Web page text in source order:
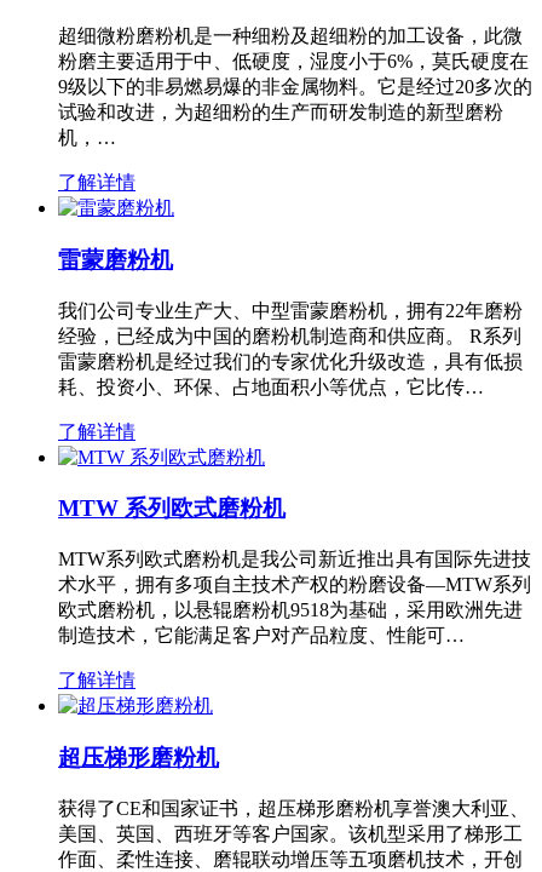
超细微粉磨粉机是一种细粉及超细粉的加工设备，此微
粉磨主要适用于中、低硬度，湿度小于6%，莫氏硬度在
9级以下的非易燃易爆的非金属物料。它是经过20多次的
试验和改进，为超细粉的生产而研发制造的新型磨粉
机，…
了解详情
雷蒙磨粉机
我们公司专业生产大、中型雷蒙磨粉机，拥有22年磨粉
经验，已经成为中国的磨粉机制造商和供应商。 R系列
雷蒙磨粉机是经过我们的专家优化升级改造，具有低损
耗、投资小、环保、占地面积小等优点，它比传…
了解详情
MTW 系列欧式磨粉机
MTW系列欧式磨粉机是我公司新近推出具有国际先进技
术水平，拥有多项自主技术产权的粉磨设备—MTW系列
欧式磨粉机，以悬辊磨粉机9518为基础，采用欧洲先进
制造技术，它能满足客户对产品粒度、性能可…
了解详情
超压梯形磨粉机
获得了CE和国家证书，超压梯形磨粉机享誉澳大利亚、
美国、英国、西班牙等客户国家。该机型采用了梯形工
作面、柔性连接、磨辊联动增压等五项磨机技术，开创